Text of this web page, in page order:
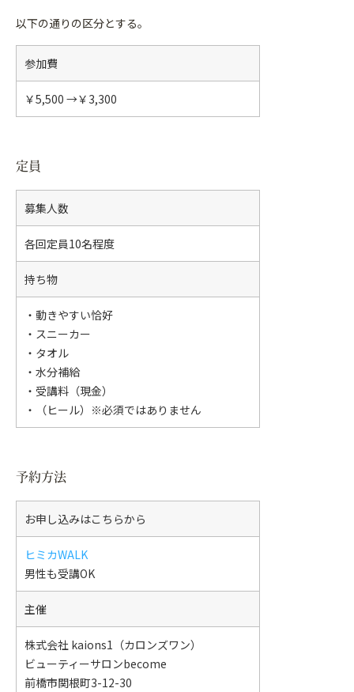
以下の通りの区分とする。
参加費
￥5,500 →￥3,300
定員
募集人数
各回定員10名程度
持ち物
・動きやすい恰好
・スニーカー
・タオル
・水分補給
・受講料（現金）
・（ヒール）※必須ではありません
予約方法
お申し込みはこちらから
ヒミカWALK
男性も受講OK
主催
株式会社 kaions1（カロンズワン）
ビューティーサロンbecome
前橋市関根町3-12-30